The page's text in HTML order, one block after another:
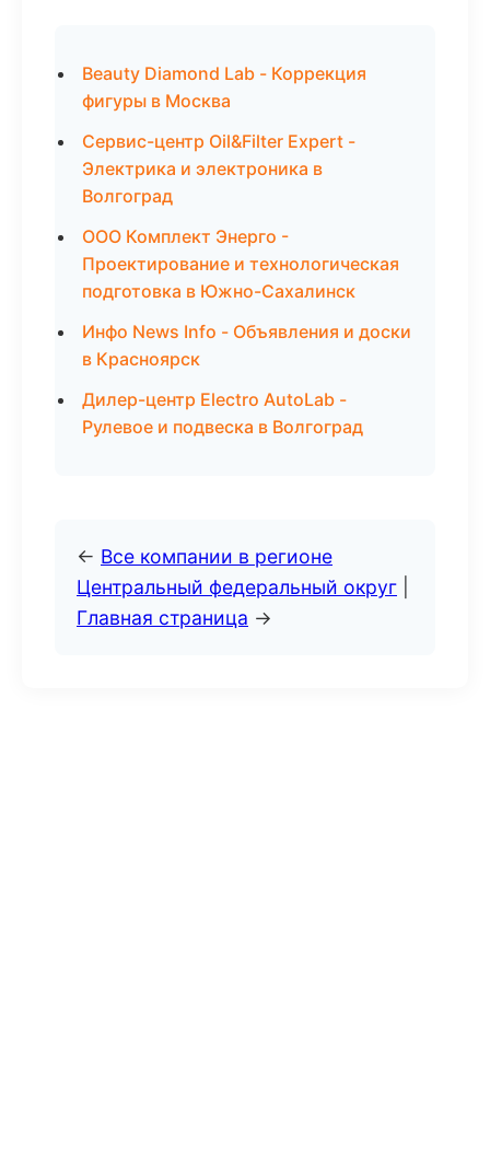
Beauty Diamond Lab - Коррекция
фигуры в Москва
Сервис-центр Oil&Filter Expert -
Электрика и электроника в
Волгоград
ООО Комплект Энерго -
Проектирование и технологическая
подготовка в Южно-Сахалинск
Инфо News Info - Объявления и доски
в Красноярск
Дилер-центр Electro AutoLab -
Рулевое и подвеска в Волгоград
← Все компании в регионе
Центральный федеральный округ
Главная страница →